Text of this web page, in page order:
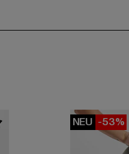
NEU -53%